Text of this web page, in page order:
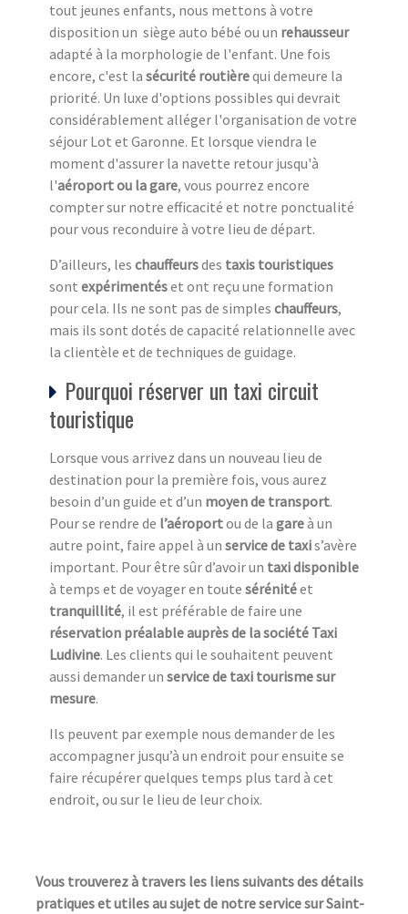
tout jeunes enfants, nous mettons à votre
disposition un siège auto bébé ou un rehausseur
adapté à la morphologie de l'enfant. Une fois
encore, c'est la sécurité routièrequi demeure la
priorité. Un luxe d'options possibles qui devrait
considérablement alléger l'organisation de votre
séjour Lot et Garonne. Et lorsque viendra le
moment d'assurer la navette retour jusqu'à
l'aéroport ou la gare, vous pourrez encore
compter sur notre efficacité et notre ponctualité
pour vous reconduire à votre lieu de départ.
D’ailleurs, les chauffeursdes taxis touristiques
sont expérimentéset ont reçu une formation
pour cela. Ils ne sont pas de simples chauffeurs,
mais ils sont dotés de capacité relationnelle avec
la clientèle et de techniques de guidage.
Pourquoi réserver un taxi circuit
touristique
Lorsque vous arrivez dans un nouveau lieu de
destination pour la première fois, vous aurez
besoin d’un guide et d’un moyen de transport.
Pour se rendre de l’aéroportou de la gareà un
autre point, faire appel à un service de taxis’avère
important. Pour être sûr d’avoir un taxi disponible
à temps et de voyager en toute sérénitéet
tranquillité, il est préférable de faire une
réservation préalable auprès de la société Taxi
Ludivine. Les clients qui le souhaitent peuvent
aussi demander un service de taxi tourisme sur
mesure.
Ils peuvent par exemple nous demander de les
accompagner jusqu’à un endroit pour ensuite se
faire récupérer quelques temps plus tard à cet
endroit, ou sur le lieu de leur choix.
Vous trouverez à travers les liens suivants des détails
pratiques et utiles au sujet de notre service sur Saint-